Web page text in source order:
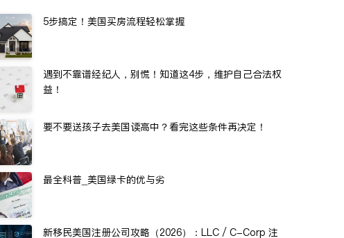
5步搞定！美国买房流程轻松掌握
遇到不靠谱经纪人，别慌！知道这4步，维护自己合法权
益！
要不要送孩子去美国读高中？看完这些条件再决定！
最全科普_美国绿卡的优与劣
新移民美国注册公司攻略（2026）：LLC / C-Corp 注